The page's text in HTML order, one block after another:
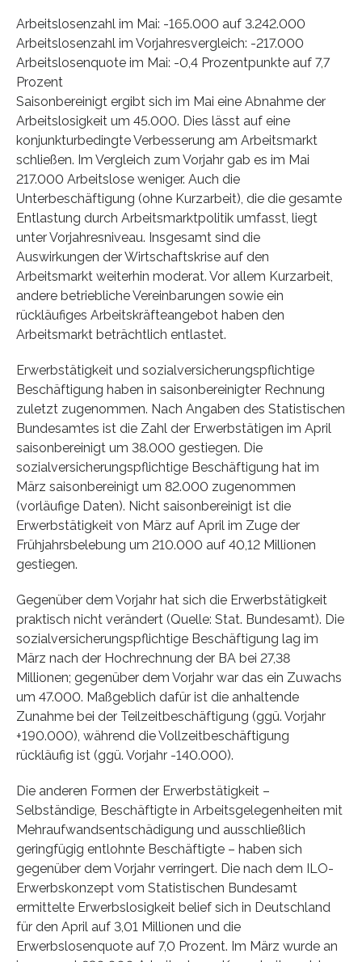
Arbeitslosenzahl im Mai: -165.000 auf 3.242.000
Arbeitslosenzahl im Vorjahresvergleich: -217.000
Arbeitslosenquote im Mai: -0,4 Prozentpunkte auf 7,7
Prozent
Saisonbereinigt ergibt sich im Mai eine Abnahme der
Arbeitslosigkeit um 45.000. Dies lässt auf eine
konjunkturbedingte Verbesserung am Arbeitsmarkt
schließen. Im Vergleich zum Vorjahr gab es im Mai
217.000 Arbeitslose weniger. Auch die
Unterbeschäftigung (ohne Kurzarbeit), die die gesamte
Entlastung durch Arbeitsmarktpolitik umfasst, liegt
unter Vorjahresniveau. Insgesamt sind die
Auswirkungen der Wirtschaftskrise auf den
Arbeitsmarkt weiterhin moderat. Vor allem Kurzarbeit,
andere betriebliche Vereinbarungen sowie ein
rückläufiges Arbeitskräfteangebot haben den
Arbeitsmarkt beträchtlich entlastet.
Erwerbstätigkeit und sozialversicherungspflichtige
Beschäftigung haben in saisonbereinigter Rechnung
zuletzt zugenommen. Nach Angaben des Statistischen
Bundesamtes ist die Zahl der Erwerbstätigen im April
saisonbereinigt um 38.000 gestiegen. Die
sozialversicherungspflichtige Beschäftigung hat im
März saisonbereinigt um 82.000 zugenommen
(vorläufige Daten). Nicht saisonbereinigt ist die
Erwerbstätigkeit von März auf April im Zuge der
Frühjahrsbelebung um 210.000 auf 40,12 Millionen
gestiegen.
Gegenüber dem Vorjahr hat sich die Erwerbstätigkeit
praktisch nicht verändert (Quelle: Stat. Bundesamt). Die
sozialversicherungspflichtige Beschäftigung lag im
März nach der Hochrechnung der BA bei 27,38
Millionen; gegenüber dem Vorjahr war das ein Zuwachs
um 47.000. Maßgeblich dafür ist die anhaltende
Zunahme bei der Teilzeitbeschäftigung (ggü. Vorjahr
+190.000), während die Vollzeitbeschäftigung
rückläufig ist (ggü. Vorjahr -140.000).
Die anderen Formen der Erwerbstätigkeit –
Selbständige, Beschäftigte in Arbeitsgelegenheiten mit
Mehraufwandsentschädigung und ausschließlich
geringfügig entlohnte Beschäftigte – haben sich
gegenüber dem Vorjahr verringert. Die nach dem ILO-
Erwerbskonzept vom Statistischen Bundesamt
ermittelte Erwerbslosigkeit belief sich in Deutschland
für den April auf 3,01 Millionen und die
Erwerbslosenquote auf 7,0 Prozent. Im März wurde an